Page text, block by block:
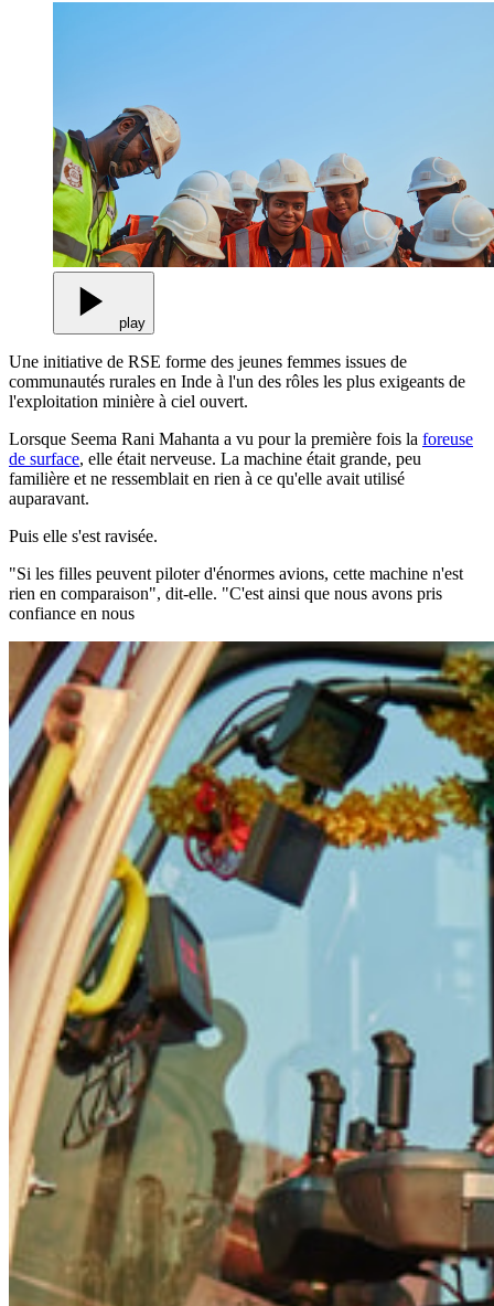
play
Une initiative de RSE forme des jeunes femmes issues de
communautés rurales en Inde à l'un des rôles les plus exigeants de
l'exploitation minière à ciel ouvert.
Lorsque Seema Rani Mahanta a vu pour la première fois la foreuse
de surface, elle était nerveuse. La machine était grande, peu
familière et ne ressemblait en rien à ce qu'elle avait utilisé
auparavant.
Puis elle s'est ravisée.
"Si les filles peuvent piloter d'énormes avions, cette machine n'est
rien en comparaison", dit-elle. "C'est ainsi que nous avons pris
confiance en nous